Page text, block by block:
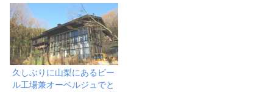
久しぶりに山梨にあるビー
ル工場兼オーベルジュでと